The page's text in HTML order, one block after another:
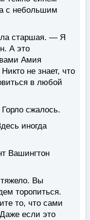
с небольшим
старшая. — Я
А это
Амия
не знает, что
в любой
сжалось.
иногда
Вашингтон
Вы
торопиться.
то, что сами
если это